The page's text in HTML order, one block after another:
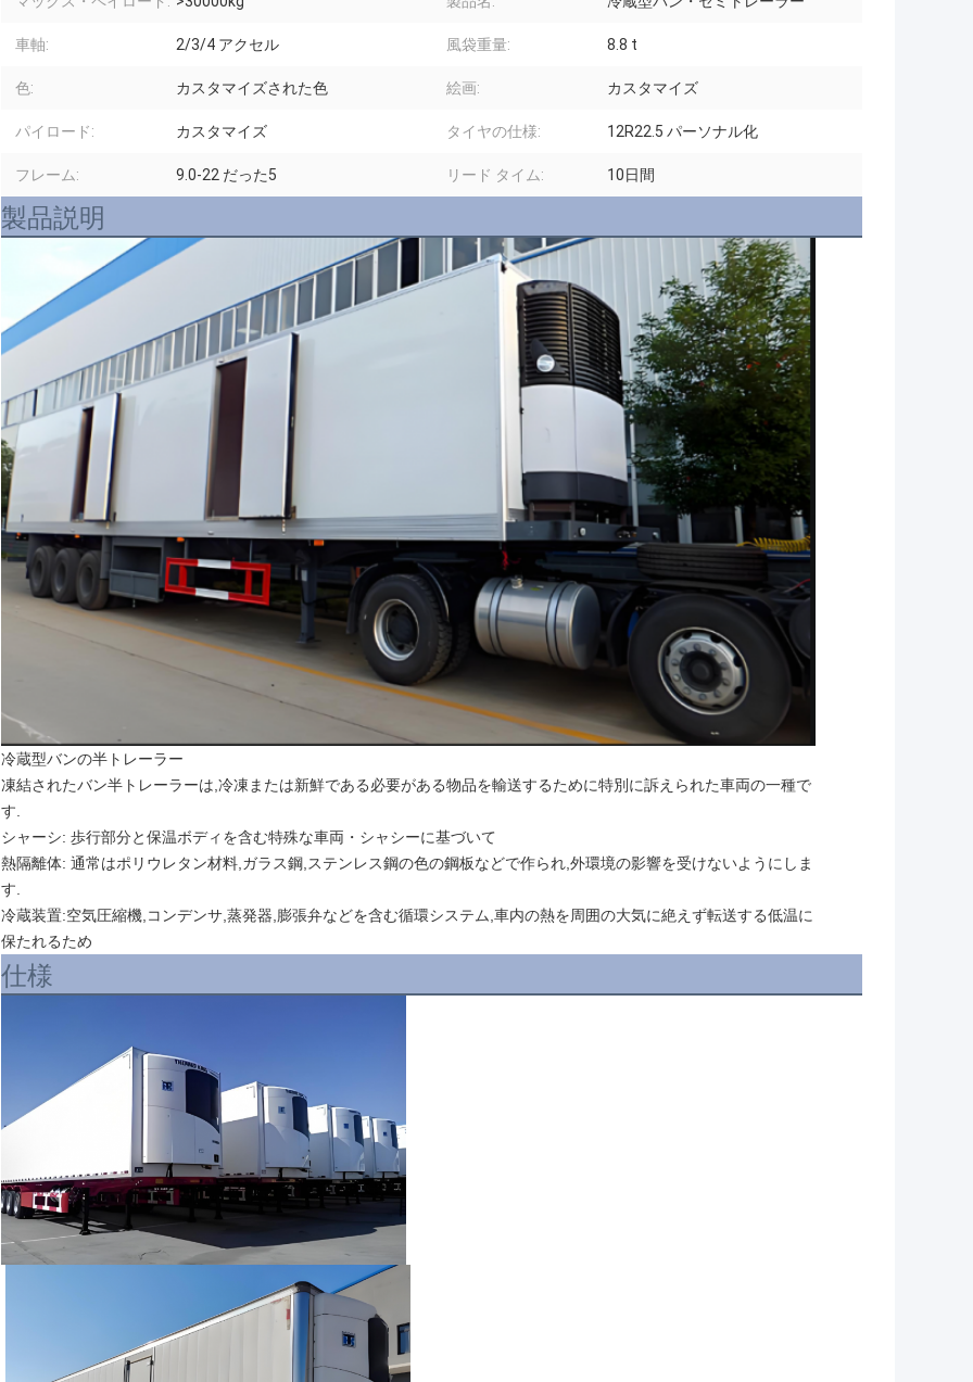
車軸: 2/3/4 アクセル 風袋重量: 8.8 t
色: カスタマイズされた色 絵画: カスタマイズ
パイロード: カスタマイズ タイヤの仕様: 12R22.5 パーソナル化
フレーム: 9.0-22 だった5 リード タイム: 10日間
製品説明
冷蔵型バンの半トレーラー
凍結されたバン半トレーラーは,冷凍または新鮮である必要がある物品を輸送するために特別に訴えられた車両の一種で
す.
シャーシ: 歩行部分と保温ボディを含む特殊な車両・シャシーに基づいて
熱隔離体: 通常はポリウレタン材料,ガラス鋼,ステンレス鋼の色の鋼板などで作られ,外環境の影響を受けないようにしま
す.
冷蔵装置:空気圧縮機,コンデンサ,蒸発器,膨張弁などを含む循環システム,車内の熱を周囲の大気に絶えず転送する低温に
保たれるため
仕様